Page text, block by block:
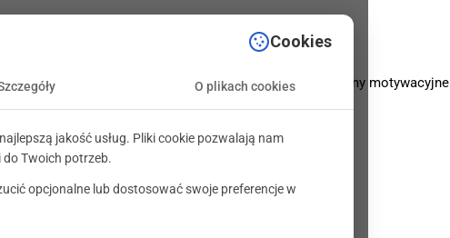
O firmie Oferta Programy motywacyjne
Cookies
O plikach cookies
jakość usług. Pliki cookie pozwalają nam
Twoich potrzeb.
opcjonalne lub dostosować swoje preferencje w